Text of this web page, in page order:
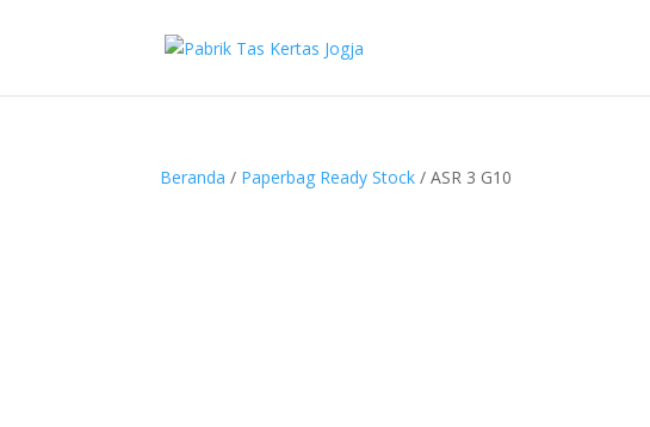
Beranda / Paperbag Ready Stock / ASR 3 G10